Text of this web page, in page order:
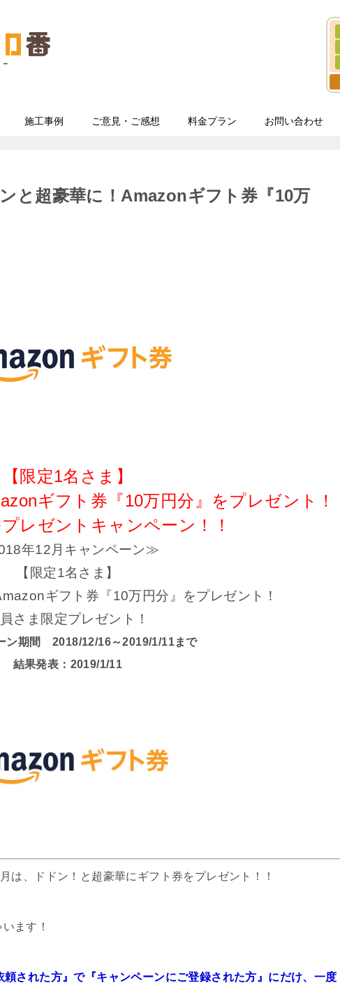
施工事例 ご意見・ご感想 料金プラン お問い合わせ
と超豪華に！Amazonギフト券『10万
【限定1名さま】
ギフト券『10万円分』をプレゼント！
レゼントキャンペーン！！
年12月キャンペーン≫
【限定1名さま】
ギフト券『10万円分』をプレゼント！
さま限定プレゼント！
ン期間 2018/12/16～2019/1/11まで
結果発表：2019/1/11
は、ドドン！と超豪華にギフト券をプレゼント！！
ます！
された方』で『キャンペーンにご登録された方』にだけ、一度